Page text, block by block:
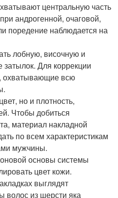
центральную часть
андрогенной, очаговой,
поредение наблюдается на
лобную, височную и
Для коррекции
охватывающие всю
но и плотность,
Чтобы добиться
материал накладной
по всем характеристикам
мужчины.
основы системы
цвет кожи.
выглядят
волос из шерсти яка